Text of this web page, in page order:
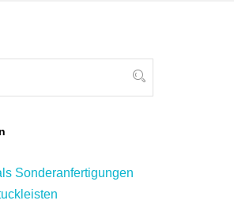
Sonderanfertigungen